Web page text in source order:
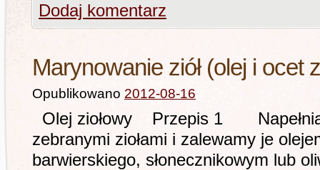
Dodaj komentarz
Marynowanie ziół (olej i ocet
Opublikowano 2012-08-16
Olej ziołowy Przepis 1
zebranymi ziołami i zalewamy je
barwierskiego, słonecznikowym lub